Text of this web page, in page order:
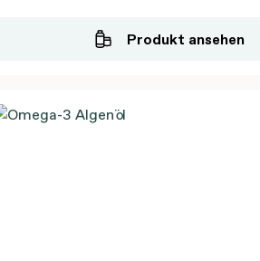
Produkt ansehen